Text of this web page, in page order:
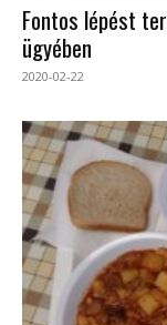
Fontos lépést
ügyében
2020-02-22